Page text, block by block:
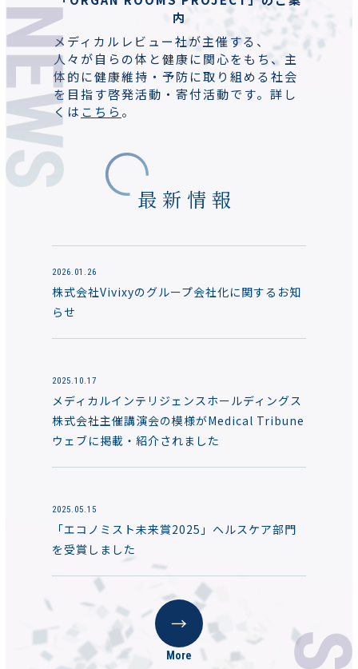
内
メディカルレビュー社が主催する、
人々が自らの体と健康に関心をもち、 主
体的に健康維持・予防に取り組める社会
を目指す啓発活動・寄付活動です。 詳し
くは こちら 。
最新情報
2026.01.26
株式会社Vivixyのグループ会社化に関するお知
らせ
2025.10.17
メディカルインテリジェンスホールディングス
株式会社主催講演会の模様がMedical Tribune
ウェブに掲載・紹介されました
2025.05.15
「エコノミスト未来賞2025」ヘルスケア部門
を受賞しました
More